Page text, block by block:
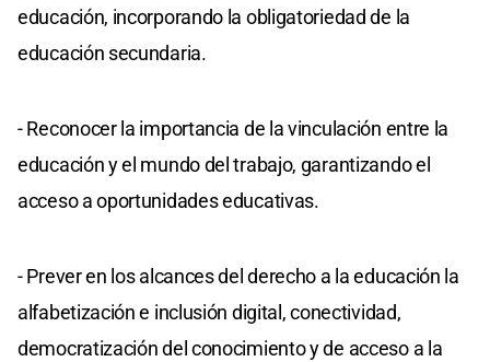
educación, incorporando la obligatoriedad de la
educación secundaria.
- Reconocer la importancia de la vinculación entre la
educación y el mundo del trabajo, garantizando el
acceso a oportunidades educativas.
- Prever en los alcances del derecho a la educación la
alfabetización e inclusión digital, conectividad,
democratización del conocimiento y de acceso a la